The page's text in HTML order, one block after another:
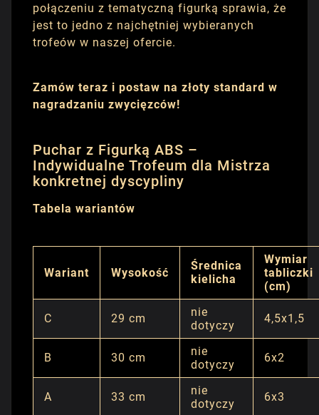
połączeniu z tematyczną figurką sprawia, że
jest to jedno z najchętniej wybieranych
trofeów w naszej ofercie.
Zamów teraz i postaw na złoty standard w
nagradzaniu zwycięzców!
Puchar z Figurką ABS –
Indywidualne Trofeum dla Mistrza
konkretnej dyscypliny
Tabela wariantów
Wariant Wysokość
Średnica
kielicha
Wymiar
tabliczki
(cm)
C 29 cm
nie
dotyczy
4,5x1,5
B 30 cm
nie
dotyczy
6x2
A 33 cm
nie
dotyczy
6x3